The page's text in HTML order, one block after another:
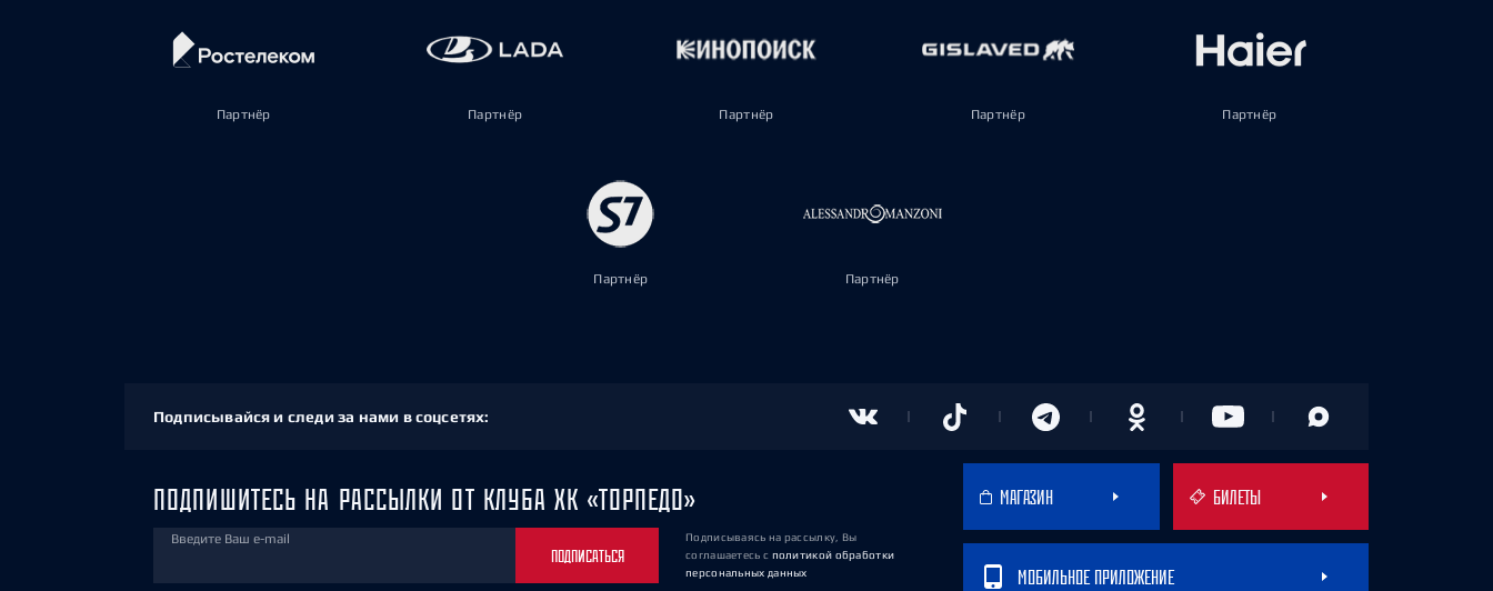
Партнёр Партнёр Партнёр Партнёр Партнёр
Партнёр Партнёр
Подписывайся и следи за нами в соцсетях:
ПОДПИШИТЕСЬ НА РАССЫЛКИ ОТ КЛУБА ХК «ТОРПЕДО»
Введите Ваш e-mail
ПОДПИСАТЬСЯ
Подписываясь на рассылку, Вы
соглашаетесь с политикой обработки
персональных данных
МАГАЗИН БИЛЕТЫ
МОБИЛЬНОЕ ПРИЛОЖЕНИЕ